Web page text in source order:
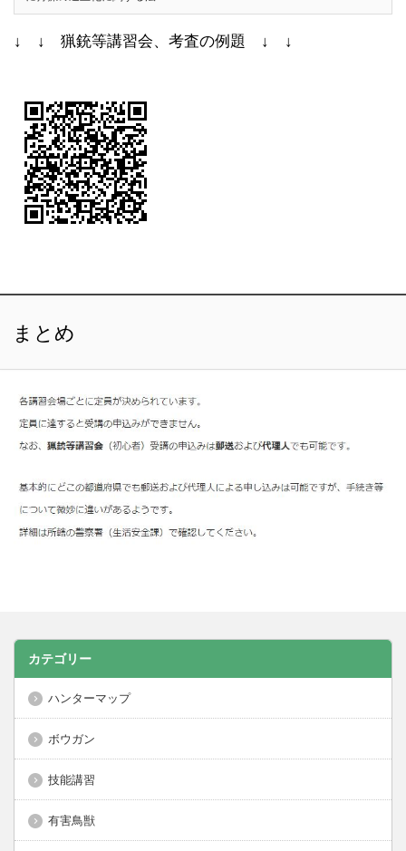
↓ ↓ 猟銃等講習会、考査の例題 ↓ ↓
まとめ
カテゴリー
ハンターマップ
ボウガン
技能講習
有害鳥獣